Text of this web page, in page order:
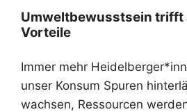
Umweltbewusstsein trifft
Vorteile
Immer mehr
unser Konsum Spuren
wachsen, Ressourcen